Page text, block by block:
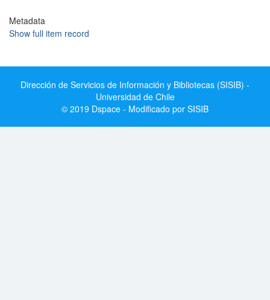
Metadata
Show full item record
Dirección de Servicios de Información y Bibliotecas (SISIB) -
Universidad de Chile
© 2019 Dspace - Modificado por SISIB